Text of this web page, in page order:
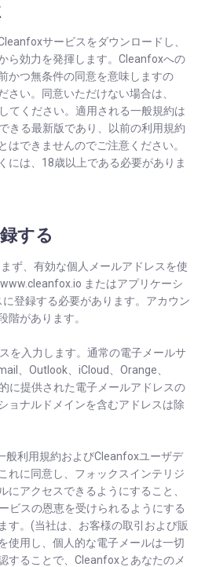
サービスをダウンロードし、
ら効力を発揮します。Cleanfoxへの
かつ無条件の同意を意味しますの
さい。同意いただけない場合は、
てください。適用される一般規約は
きる最新版であり、以前の利用規約
はできませんのでご注意ください。
には、18歳以上である必要がありま
する
ず、有効な個人メールアドレスを使
またはアプリケーシ
登録する必要があります。アカウン
階があります。
を入力します。通常の電子メールサ
、Outlook、iCloud、Orange、
に提供された電子メールアドレスの
ョナルドメインを含むアドレスは除
般利用規約およびCleanfoxユーザデ
れに同意し、フォックスインテリジ
にアクセスできるようにすること、
ビスの恩恵を受けられるようにする
す。(当社は、お客様の取引および販
使用し、個人的な電子メールは一切
することで、Cleanfoxとあなたのメ